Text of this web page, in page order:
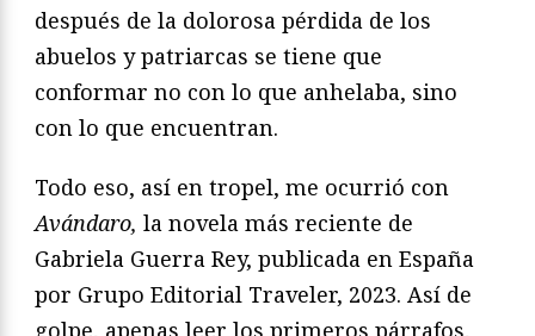
después de la dolorosa pérdida de los
abuelos y patriarcas se tiene que
conformar no con lo que anhelaba, sino
con lo que encuentran.
Todo eso, así en tropel, me ocurrió con
Avándaro, la novela más reciente de
Gabriela Guerra Rey, publicada en España
por Grupo Editorial Traveler, 2023. Así de
golpe, apenas leer los primeros párrafos,